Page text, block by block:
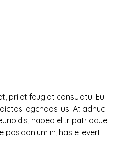
pri et feugiat consulatu. Eu
legendos ius. At adhuc
habeo elitr patrioque
posidonium in, has ei everti